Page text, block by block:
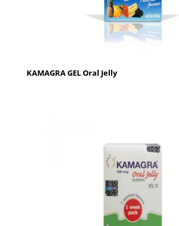
KAMAGRA GEL Oral Jelly